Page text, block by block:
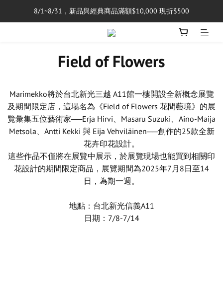
單筆消費滿$5,000享免運費
8/1~8/31，新品與經典商品滿額$10,000 現折$500
單筆消費滿$5,000享免運費
Field of Flowers
Marimekko將於台北新光三越 A11館一樓開設全新概念展覽
及期間限定店，這場名為《Field of Flowers 花間藝境》的展
覽彙集五位藝術家──Erja Hirvi、Masaru Suzuki、Aino-Maija
Metsola、Antti Kekki 與 Eija Vehviläinen──創作的25款全新
花卉印花設計。
這些作品不僅將在展覽中展示，於展覽現場也能買到相關印
花設計的期間限定商品，展覽期間為2025年7月8日至14
日，為期一週。
地點：台北新光信義A11
日期：7/8-7/14